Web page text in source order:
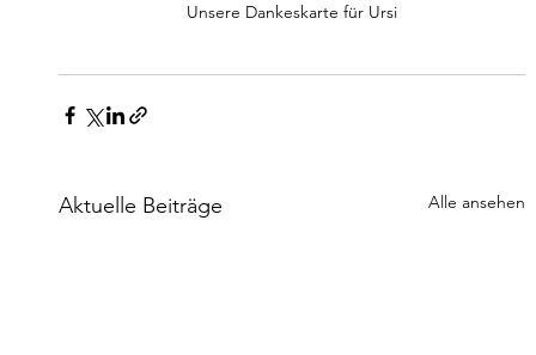
Unsere Dankeskarte für Ursi
Aktuelle Beiträge Alle ansehen